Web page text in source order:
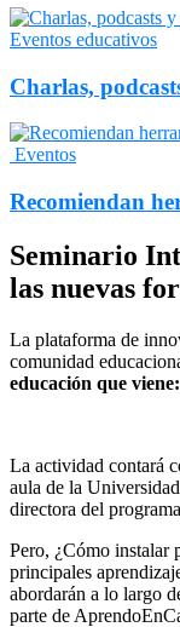
Eventos educativos
Charlas,
Eventos
Recomiendan
Seminario
las nuevas
La plataforma de
comunidad
educación que
La actividad contará
aula de la
directora del
Pero, ¿Cómo instalar
principales
abordarán a lo largo
parte de